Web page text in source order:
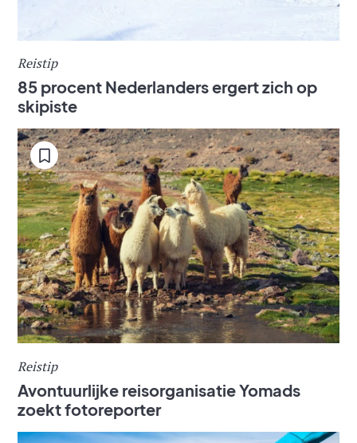
Reistip
85 procent Nederlanders ergert zich op
skipiste
Reistip
Avontuurlijke reisorganisatie Yomads
zoekt fotoreporter